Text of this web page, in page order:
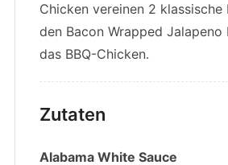
Chicken vereinen 2 klassische
den Bacon Wrapped Jalapeno
das BBQ-Chicken.
Zutaten
Alabama White Sauce